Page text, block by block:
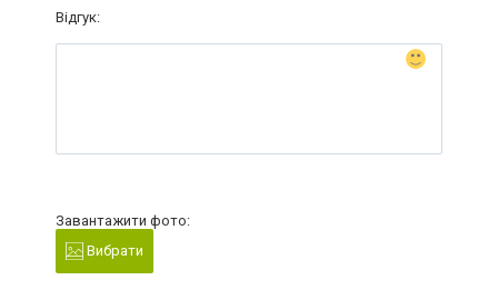
Відгук:
Завантажити фото:
Вибрати